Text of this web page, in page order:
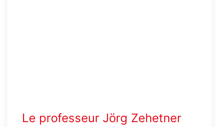
Le professeur Jörg Zehetner